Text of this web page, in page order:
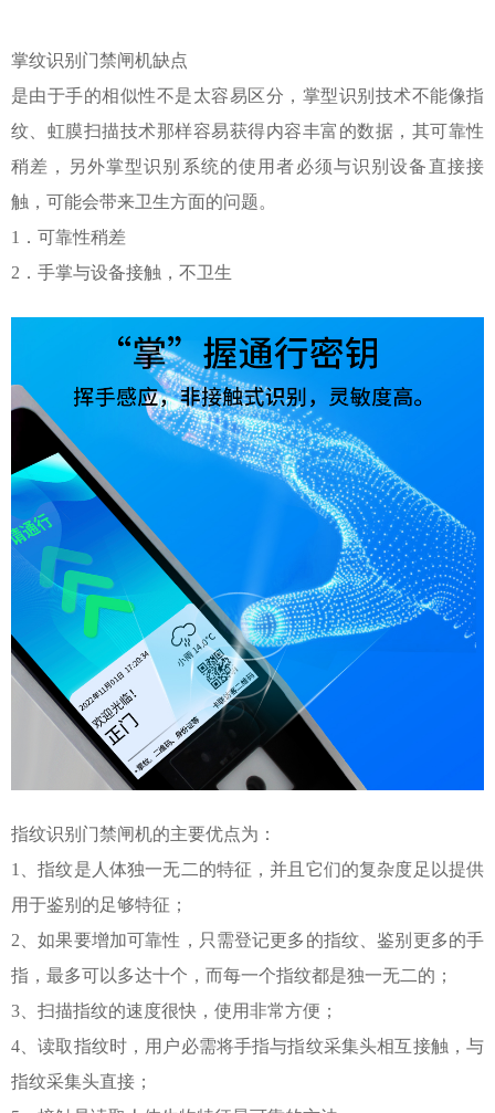
掌纹识别门禁闸机缺点
是由于手的相似性不是太容易区分，掌型识别技术不能像指
纹、虹膜扫描技术那样容易获得内容丰富的数据，其可靠性
稍差，另外掌型识别系统的使用者必须与识别设备直接接
触，可能会带来卫生方面的问题。
1 ．可靠性稍差
2 ．手掌与设备接触，不卫生
指纹识别 门禁闸机的主要优点为：
1
、指纹是人体独一无二的特征，并且它们的复杂度足以提供
用于鉴别的足够特征；
2 、如果要增加可靠性，只需登记更多的指纹、鉴别更多的手
指，最多可以多达十个，而每一个指纹都是独一无二的；
3 、扫描指纹的速度很快，使用非常方便；
4 、读取指纹时，用户必需将手指与指纹采集头相互接触，与
指纹采集头直接；